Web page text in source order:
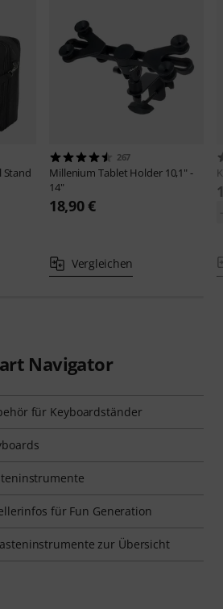
Stand
267
Millenium Tablet Holder 10,1" -
14"
18,90 €
Vergleichen
Navigator
für Keyboardständer
für Fun Generation
zur Übersicht